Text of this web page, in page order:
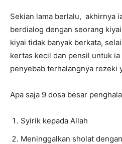
Sekian lama berlalu, akhirnya
berdialog dengan seorang
kiyai tidak banyak berkata,
kertas kecil dan pensil untuk
penyebab terhalangnya rezeki
Apa saja 9 dosa besar
Syirik kepada Allah
Meninggalkan sholat